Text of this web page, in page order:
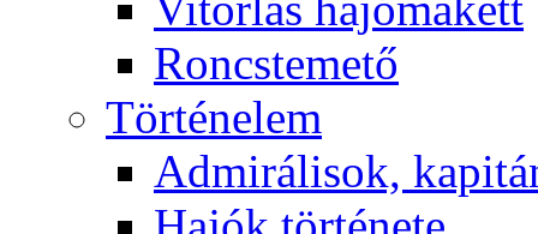
Roncstemető
Történelem
Admirálisok,